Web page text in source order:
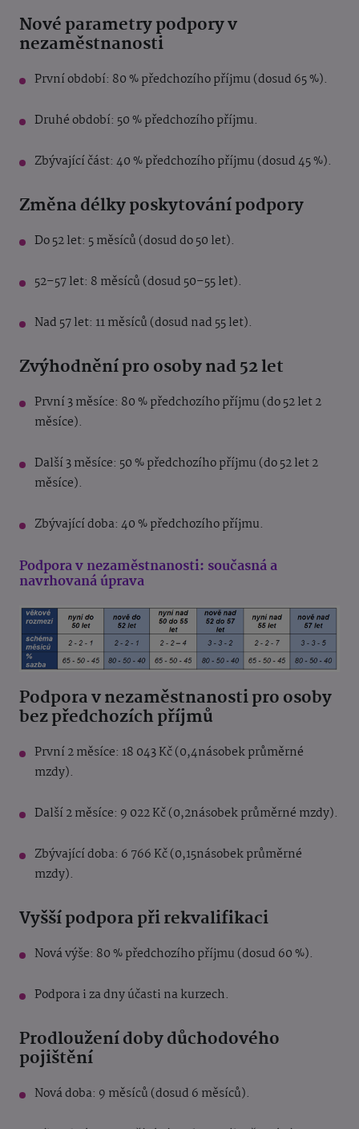
Nové parametry podpory v
nezaměstnanosti
První období: 80 % předchozího příjmu (dosud 65 %).
Druhé období: 50 % předchozího příjmu.
Zbývající část: 40 % předchozího příjmu (dosud 45 %).
Změna délky poskytování podpory
Do 52 let: 5 měsíců (dosud do 50 let).
52–57 let: 8 měsíců (dosud 50–55 let).
Nad 57 let: 11 měsíců (dosud nad 55 let).
Zvýhodnění pro osoby nad 52 let
První 3 měsíce: 80 % předchozího příjmu (do 52 let 2
měsíce).
Další 3 měsíce: 50 % předchozího příjmu (do 52 let 2
měsíce).
Zbývající doba: 40 % předchozího příjmu.
Podpora v nezaměstnanosti: současná a
navrhovaná úprava
Podpora v nezaměstnanosti pro osoby
bez předchozích příjmů
První 2 měsíce: 18 043 Kč (0,4násobek průměrné
mzdy).
Další 2 měsíce: 9 022 Kč (0,2násobek průměrné mzdy).
Zbývající doba: 6 766 Kč (0,15násobek průměrné
mzdy).
Vyšší podpora při rekvalifikaci
Nová výše: 80 % předchozího příjmu (dosud 60 %).
Podpora i za dny účasti na kurzech.
Prodloužení doby důchodového
pojištění
Nová doba: 9 měsíců (dosud 6 měsíců).